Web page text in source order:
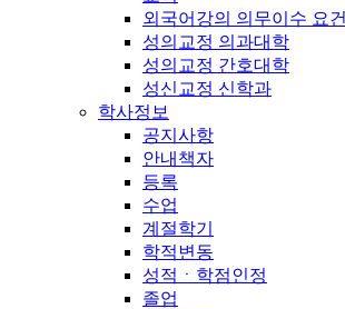
외국어강의 의무이수 요건
성의교정 의과대학
성의교정 간호대학
성신교정 신학과
학사정보
공지사항
안내책자
등록
수업
계절학기
학적변동
성적ㆍ학점인정
졸업